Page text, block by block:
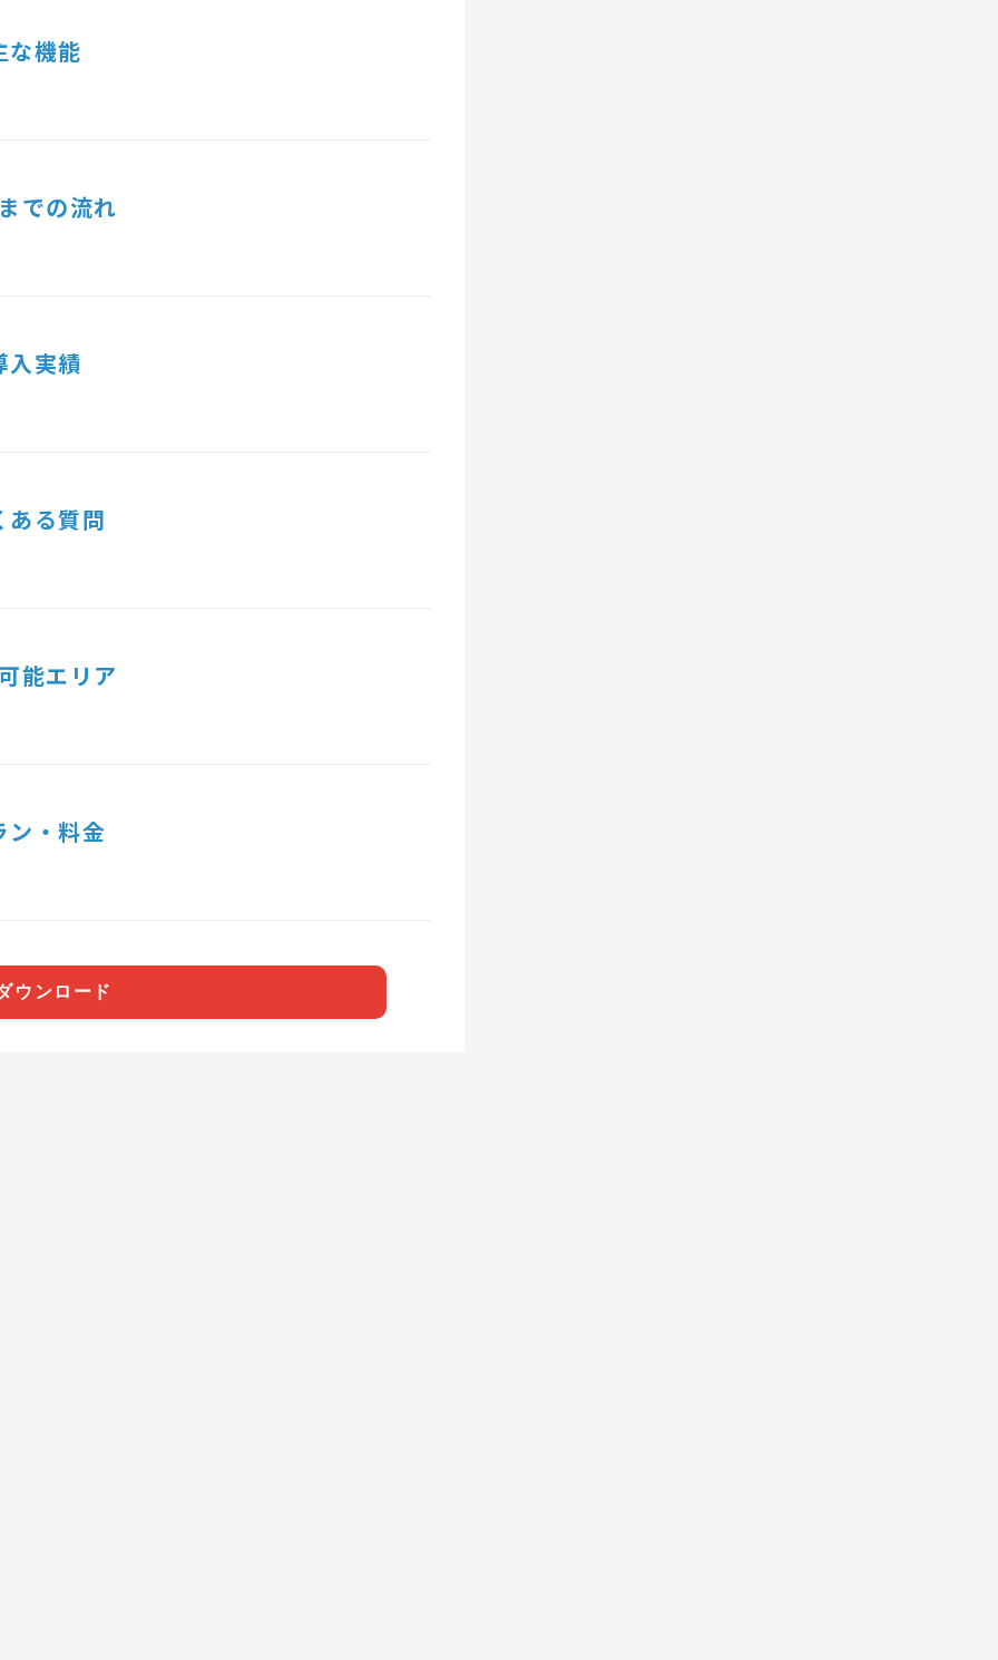
な機能
での流れ
入実績
ある質問
能エリア
ン・料金
ウンロード